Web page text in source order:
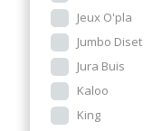
Jeux O'pla
Jumbo Diset
Jura Buis
Kaloo
King